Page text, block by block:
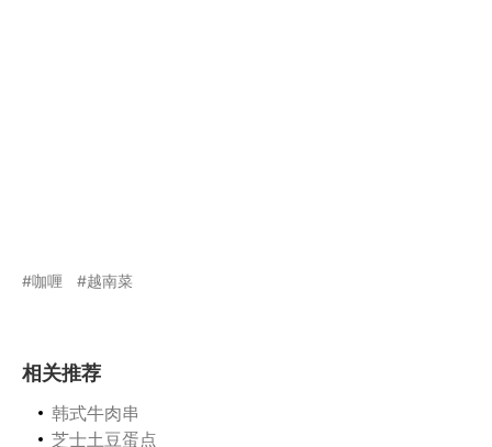
咖喱 越南菜
相关推荐
韩式牛肉串
芝士土豆蛋点